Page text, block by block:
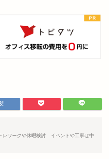
レワークや休暇検討 イベントや工事は中